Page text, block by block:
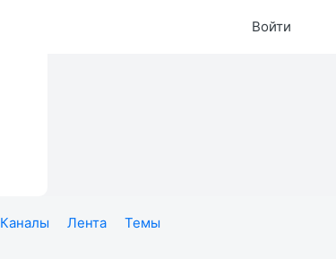
Войти
Каналы Лента
Темы